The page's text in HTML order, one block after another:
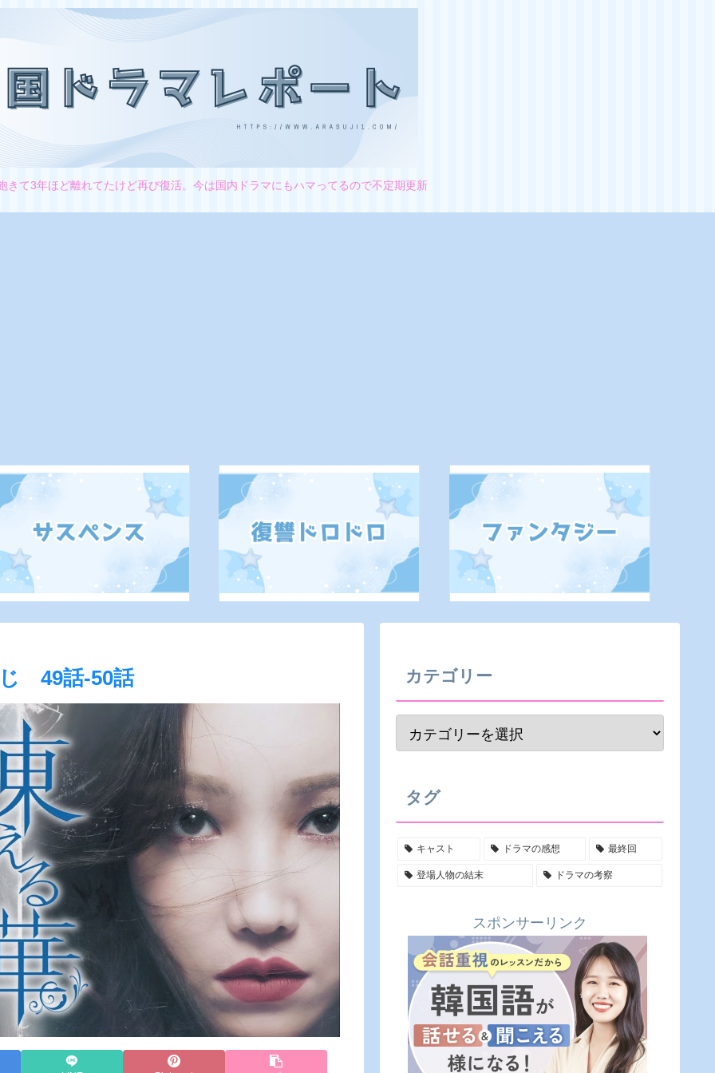
きて3年ほど離れてたけど再び復活。今は国内ドラマにもハマってるので不定期更新
49話-50話 カテゴリー
タグ
キャスト ドラマの感想 最終回
登場人物の結末 ドラマの考察
スポンサーリンク